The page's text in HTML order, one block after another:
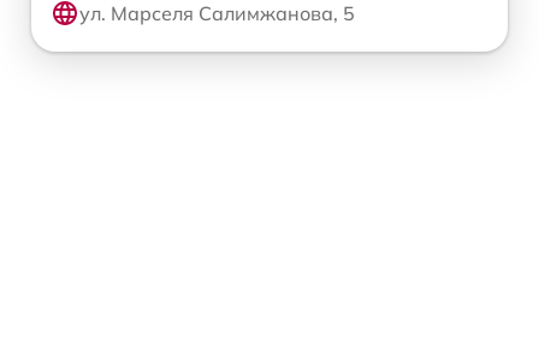
ул. Марселя Салимжанова, 5